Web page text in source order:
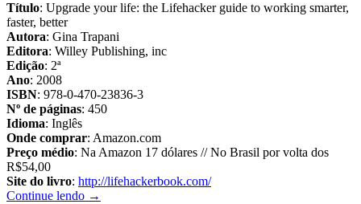
Título: Upgrade your life: the Lifehacker guide to working smarter,
faster, better
Autora: Gina Trapani
Editora: Willey Publishing, inc
Edição: 2ª
Ano: 2008
ISBN: 978-0-470-23836-3
Nº de páginas: 450
Idioma: Inglês
Onde comprar: Amazon.com
Preço médio: Na Amazon 17 dólares // No Brasil por volta dos
R$54,00
Site do livro: http://lifehackerbook.com/
Continue lendo Lifehacker:
→